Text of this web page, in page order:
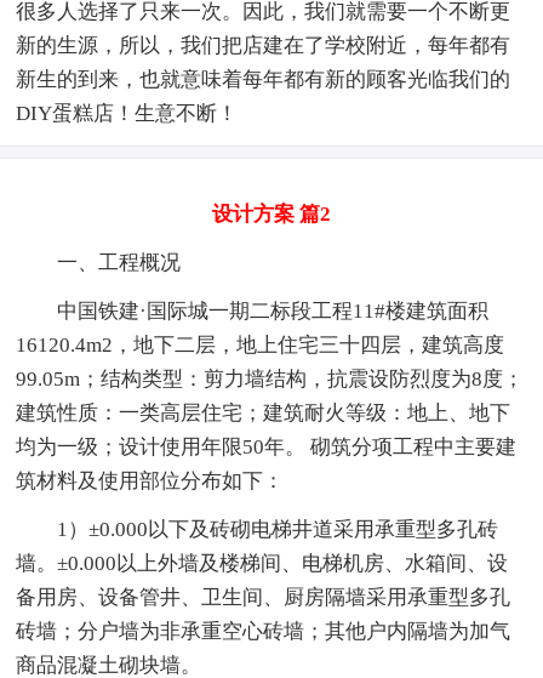
很多人选择了只来一次。因此，我们就需要一个不断更
新的生源，所以，我们把店建在了学校附近，每年都有
新生的到来，也就意味着每年都有新的顾客光临我们的
DIY蛋糕店！生意不断！
设计方案 篇2
一、工程概况
中国铁建·国际城一期二标段工程11#楼建筑面积
16120.4m2，地下二层，地上住宅三十四层，建筑高度
99.05m；结构类型：剪力墙结构，抗震设防烈度为8度；
建筑性质：一类高层住宅；建筑耐火等级：地上、地下
均为一级；设计使用年限50年。 砌筑分项工程中主要建
筑材料及使用部位分布如下：
1）±0.000以下及砖砌电梯井道采用承重型多孔砖
墙。±0.000以上外墙及楼梯间、电梯机房、水箱间、设
备用房、设备管井、卫生间、厨房隔墙采用承重型多孔
砖墙；分户墙为非承重空心砖墙；其他户内隔墙为加气
商品混凝土砌块墙。